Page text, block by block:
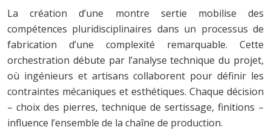
La création d’une montre sertie mobilise des
compétences pluridisciplinaires dans un processus de
fabrication d’une complexité remarquable. Cette
orchestration débute par l’analyse technique du projet,
où ingénieurs et artisans collaborent pour définir les
contraintes mécaniques et esthétiques. Chaque décision
– choix des pierres, technique de sertissage, finitions –
influence l’ensemble de la chaîne de production.